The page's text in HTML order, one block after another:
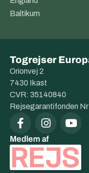
Baltikum
Togrejser
Orionvej 2
7430 Ikast
CVR: 35140840
Rejsegarantifonden
Medlem af